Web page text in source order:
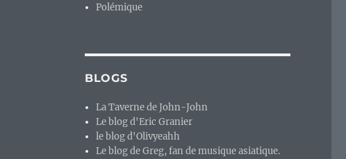
Polémique
BLOGS
La Taverne de John-John
Le blog d'Eric Granier
le blog d'Olivyeahh
Le blog de Greg, fan de musique asiatique.